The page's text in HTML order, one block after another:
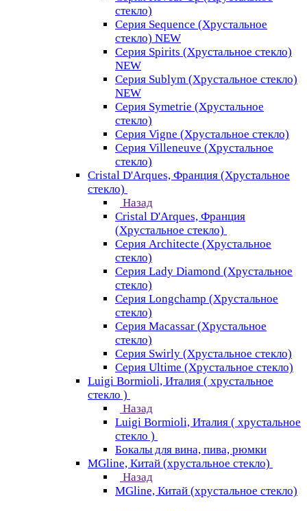
стекло)
Серия Sequence (Хрустальное
стекло) NEW
Серия Spirits (Хрустальное стекло)
NEW
Серия Sublym (Хрустальное стекло)
NEW
Серия Symetrie (Хрустальное
стекло)
Серия Vigne (Хрустальное стекло)
Серия Villeneuve (Хрустальное
стекло)
Cristal D'Arques, Франция (Хрустальное
стекло)
Назад
Cristal D'Arques, Франция
(Хрустальное стекло)
Серия Architecte (Хрустальное
стекло)
Серия Lady Diamond (Хрустальное
стекло)
Серия Longchamp (Хрустальное
стекло)
Серия Macassar (Хрустальное
стекло)
Серия Swirly (Хрустальное стекло)
Серия Ultime (Хрустальное стекло)
Luigi Bormioli, Италия ( хрустальное
стекло )
Назад
Luigi Bormioli, Италия ( хрустальное
стекло )
Бокалы для вина, пива, рюмки
MGline, Китай (хрустальное стекло)
Назад
MGline, Китай (хрустальное стекло)